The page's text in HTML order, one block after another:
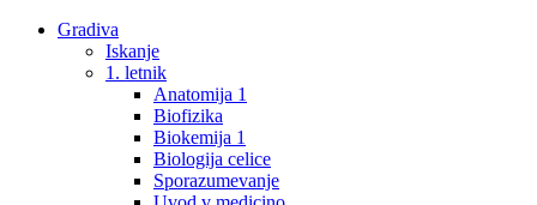
Gradiva
Iskanje
1. letnik
Anatomija 1
Biofizika
Biokemija 1
Biologija celice
Sporazumevanje